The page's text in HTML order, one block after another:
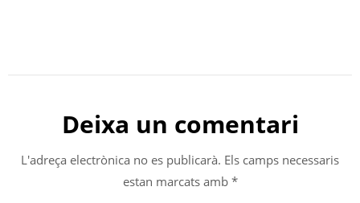
Deixa un comentari
L'adreça electrònica no es publicarà. Els camps necessaris
estan marcats amb *